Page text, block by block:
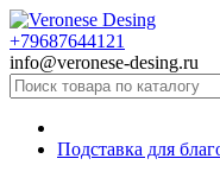
+79687644121
info@veronese-desing.ru
Подставка для